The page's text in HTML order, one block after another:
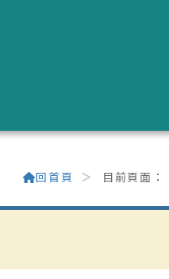
回首頁 目前頁面：